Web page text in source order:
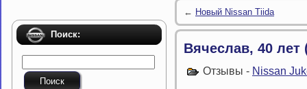
Поиск:
← Новый Nissan Tiida
Вячеслав, 40 лет
Отзывы - Nissan